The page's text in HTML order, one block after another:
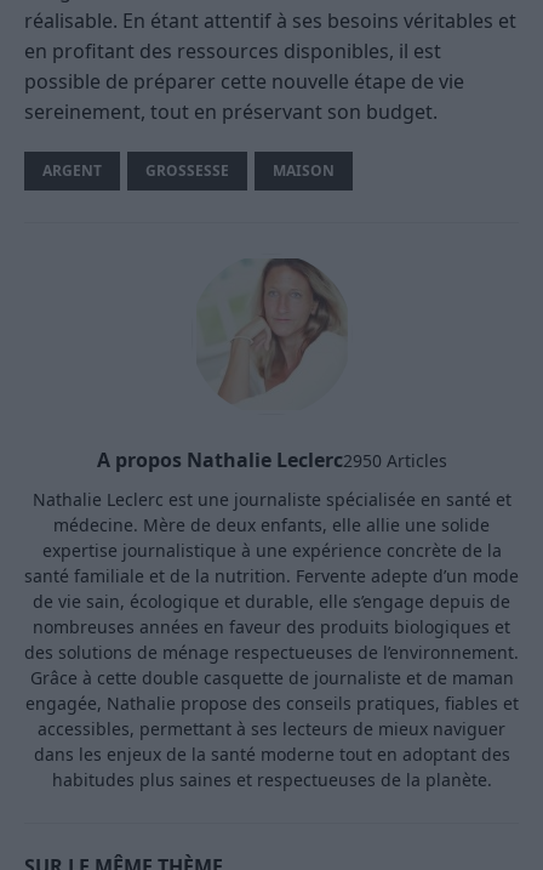
réalisable. En étant attentif à ses besoins véritables et
en profitant des ressources disponibles, il est
possible de préparer cette nouvelle étape de vie
sereinement, tout en préservant son budget.
ARGENT GROSSESSE MAISON
A propos Nathalie Leclerc2950 Articles
Nathalie Leclerc est une journaliste spécialisée en santé et
médecine. Mère de deux enfants, elle allie une solide
expertise journalistique à une expérience concrète de la
santé familiale et de la nutrition. Fervente adepte d’un mode
de vie sain, écologique et durable, elle s’engage depuis de
nombreuses années en faveur des produits biologiques et
des solutions de ménage respectueuses de l’environnement.
Grâce à cette double casquette de journaliste et de maman
engagée, Nathalie propose des conseils pratiques, fiables et
accessibles, permettant à ses lecteurs de mieux naviguer
dans les enjeux de la santé moderne tout en adoptant des
habitudes plus saines et respectueuses de la planète.